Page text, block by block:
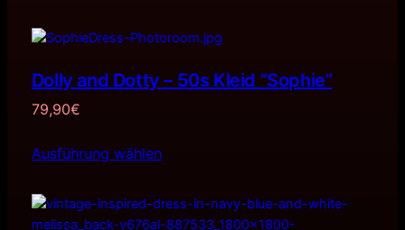
Dolly and Dotty – 50s Kleid ”Sophie”
79,90€
Ausführung wählen